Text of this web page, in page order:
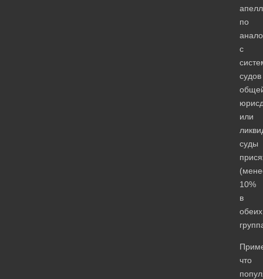
по
с
судов
или
суды
10%
в
обеих
что